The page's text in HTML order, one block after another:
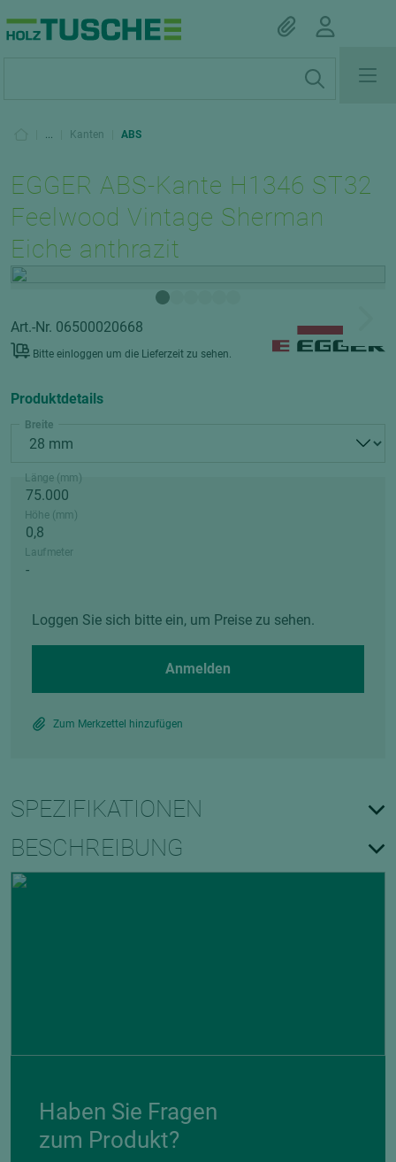
... Kanten ABS
EGGER ABS-Kante H1346 ST32
Feelwood Vintage Sherman
Eiche anthrazit
Art.-Nr. 06500020668
Bitte einloggen um die Lieferzeit zu sehen.
Produktdetails
Breite
Länge (mm)
Höhe (mm)
Laufmeter
Loggen Sie sich bitte ein, um Preise zu sehen.
Anmelden
Zum Merkzettel hinzufügen
SPEZIFIKATIONEN
BESCHREIBUNG
Haben Sie Fragen
zum Produkt?